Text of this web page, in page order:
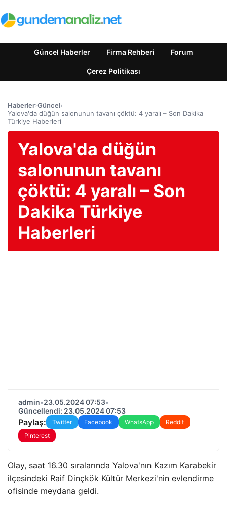
Güncel Haberler Firma Rehberi Forum
Çerez Politikası
Haberler›Güncel›
Yalova'da düğün salonunun tavanı çöktü: 4 yaralı – Son Dakika
Türkiye Haberleri
Yalova'da düğün
salonunun tavanı
çöktü: 4 yaralı – Son
Dakika Türkiye
Haberleri
admin•23.05.2024 07:53•
Güncellendi: 23.05.2024 07:53
Paylaş: Twitter Facebook WhatsApp
Reddit
Pinterest
Olay, saat 16.30 sıralarında Yalova'nın Kazım Karabekir
ilçesindeki Raif Dinçkök Kültür Merkezi'nin evlendirme
ofisinde meydana geldi.